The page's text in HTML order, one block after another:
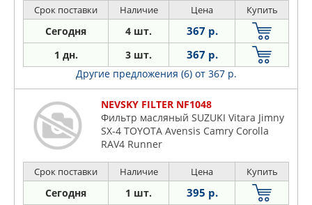
Срок поставки Наличие Цена Купить
Сегодня 4 шт. 367 р.
1 дн. 3 шт. 367 р.
Другие предложения (6) от 367 р.
NEVSKY FILTER NF1048
Фильтр масляный SUZUKI Vitara Jimny
SX-4 TOYOTA Avensis Camry Corolla
RAV4 Runner
Срок поставки Наличие Цена Купить
Сегодня 1 шт. 395 р.